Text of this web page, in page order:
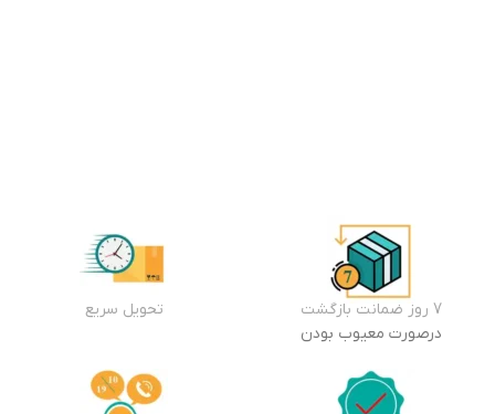
7 روز ضمانت بازگشت
درصورت معیوب بودن
تحویل سریع